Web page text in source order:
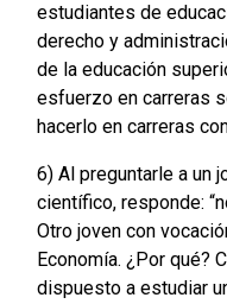
estudiantes de
derecho y
de la educación
esfuerzo en carreras
hacerlo en carreras
6) Al preguntarle a un
científico, responde:
Otro joven con
Economía. ¿Por qué?
dispuesto a estudiar